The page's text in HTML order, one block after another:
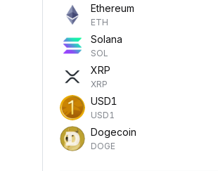
Ethereum
ETH
Solana
SOL
XRP
XRP
USD1
USD1
Dogecoin
DOGE